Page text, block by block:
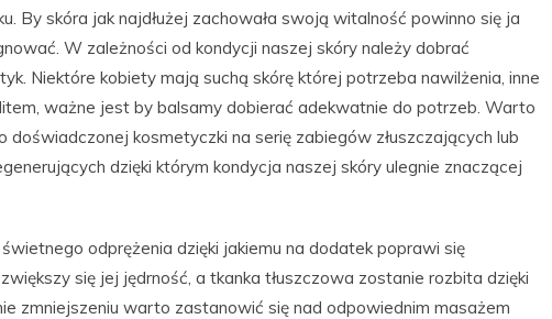
By skóra jak najdłużej zachowała swoją witalność powinno się ja
W zależności od kondycji naszej skóry należy dobrać
Niektóre kobiety mają suchą skórę której potrzeba nawilżenia, inne
ważne jest by balsamy dobierać adekwatnie do potrzeb. Warto
doświadczonej kosmetyczki na serię zabiegów złuszczających lub
dzięki którym kondycja naszej skóry ulegnie znaczącej
odprężenia dzięki jakiemu na dodatek poprawi się
się jej jędrność, a tkanka tłuszczowa zostanie rozbita dzięki
zmniejszeniu warto zastanowić się nad odpowiednim masażem